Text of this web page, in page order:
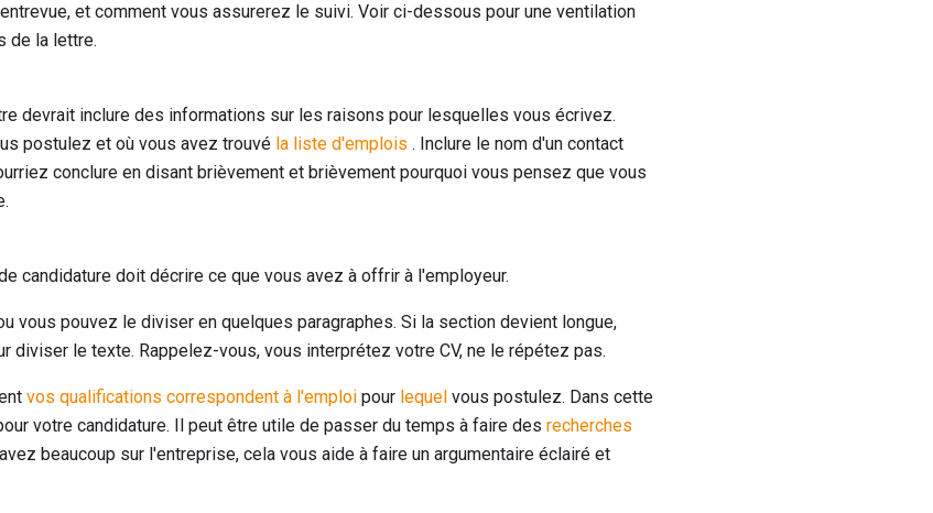
et comment vous assurerez le suivi. Voir ci-dessous pour une ventilation
de la lettre.
devrait inclure des informations sur les raisons pour lesquelles vous écrivez.
postulez et où vous avez trouvé la liste d'emplois . Inclure le nom d'un contact
conclure en disant brièvement et brièvement pourquoi vous pensez que vous
candidature doit décrire ce que vous avez à offrir à l'employeur.
vous pouvez le diviser en quelques paragraphes. Si la section devient longue,
diviser le texte. Rappelez-vous, vous interprétez votre CV, ne le répétez pas.
vos qualifications correspondent à l'emploi pour lequel vous postulez. Dans cette
votre candidature. Il peut être utile de passer du temps à faire des recherches
beaucoup sur l'entreprise, cela vous aide à faire un argumentaire éclairé et